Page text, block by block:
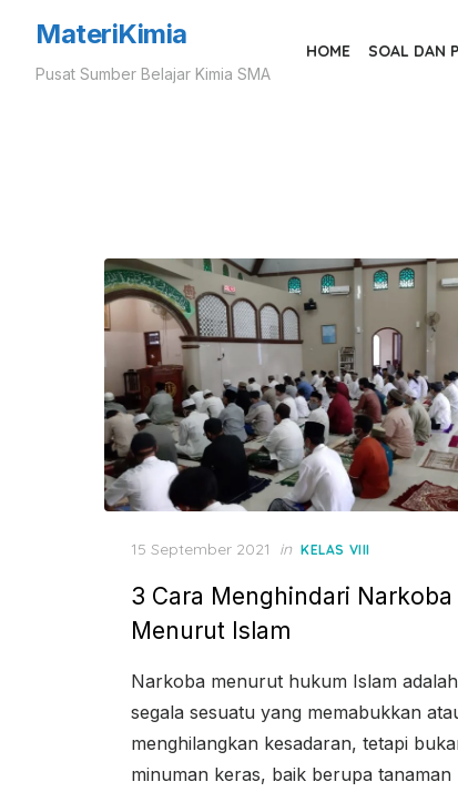
MateriKimia
Pusat Sumber Belajar Kimia SMA
HOME SOAL DAN
Posted
15 September 2021 in KELAS VIII
3 Cara Menghindari Narkoba
Menurut Islam
Narkoba menurut hukum Islam adalah
segala sesuatu yang memabukkan
menghilangkan kesadaran, tetapi
minuman keras, baik berupa tanaman